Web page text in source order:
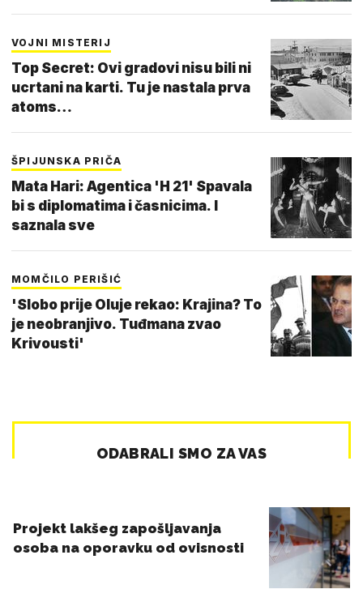
VOJNI MISTERIJ
Top Secret: Ovi gradovi nisu bili ni
ucrtani na karti. Tu je nastala prva
atoms…
ŠPIJUNSKA PRIČA
Mata Hari: Agentica 'H 21' Spavala
bi s diplomatima i časnicima. I
saznala sve
MOMČILO PERIŠIĆ
'Slobo prije Oluje rekao: Krajina? To
je neobranjivo. Tuđmana zvao
Krivousti'